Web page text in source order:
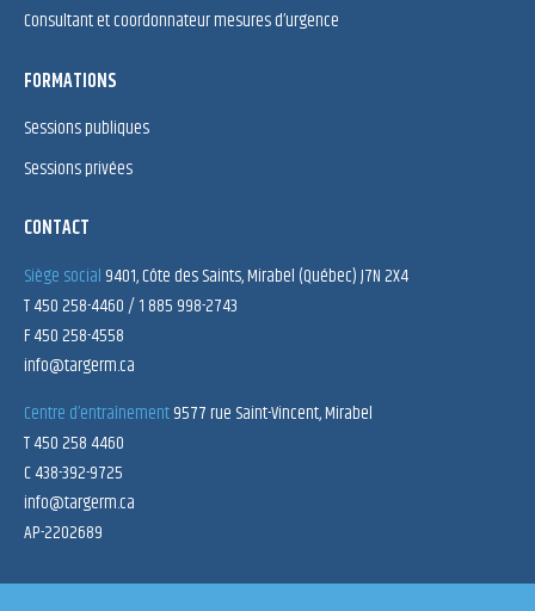
Consultant et coordonnateur mesures d’urgence
FORMATIONS
Sessions publiques
Sessions privées
CONTACT
Siège social 9401, Côte des Saints, Mirabel (Québec) J7N 2X4
T 450 258-4460 / 1 885 998-2743
F 450 258-4558
info@targerm.ca
Centre d’entraînement9577 rue Saint-Vincent, Mirabel
T 450 258 4460
C 438-392-9725
info@targerm.ca
AP-2202689